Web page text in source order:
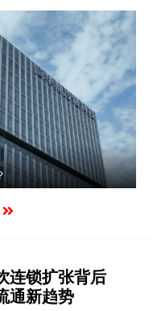
连锁扩张背后
通新趋势